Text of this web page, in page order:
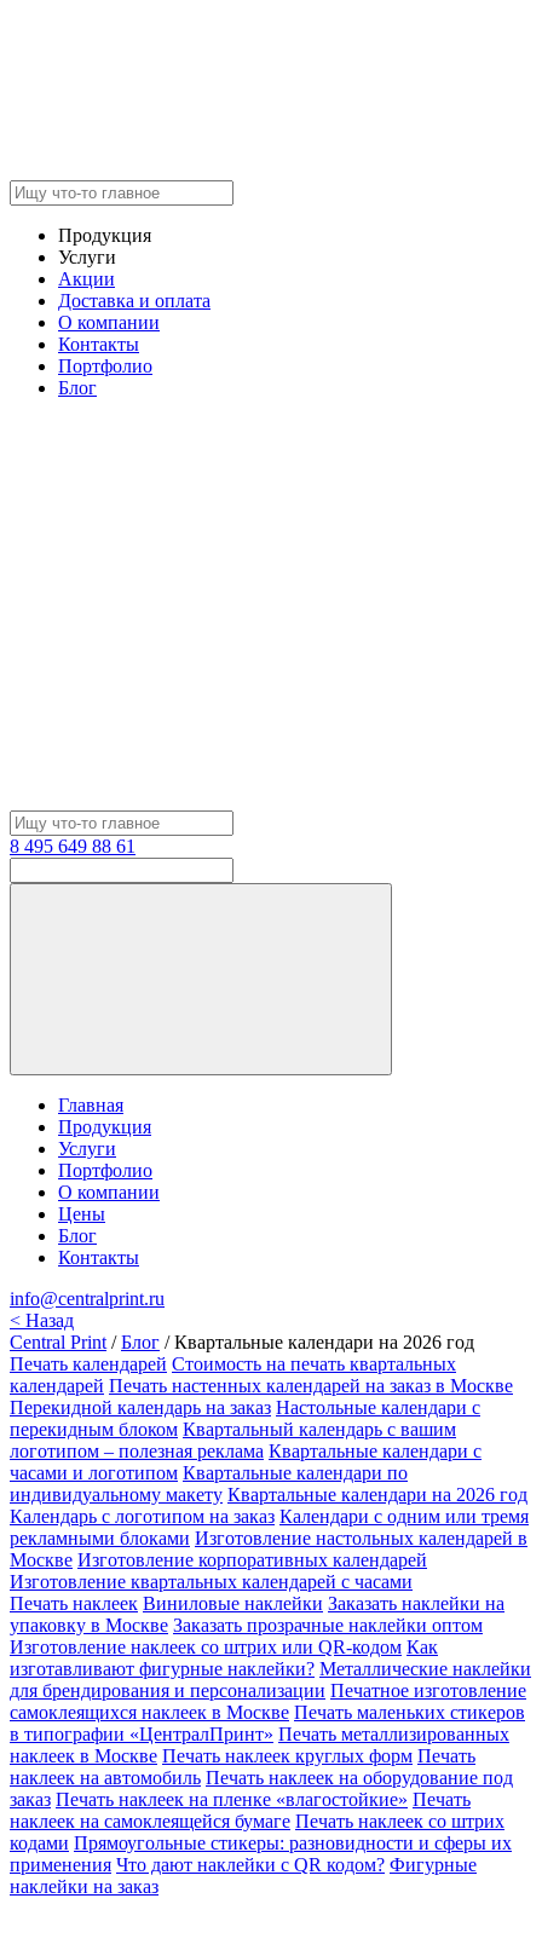
Продукция
Услуги
Акции
Доставка и оплата
О компании
Контакты
Портфолио
Блог
8 495 649 88 61
Главная
Продукция
Услуги
Портфолио
О компании
Цены
Блог
Контакты
info@centralprint.ru
< Назад
Central Print /Блог /Квартальные календари на 2026 год
Печать календарей Стоимость на печать квартальных
календарей Печать настенных календарей на заказ в Москве
Перекидной календарь на заказ Настольные календари с
перекидным блоком Квартальный календарь с вашим
логотипом – полезная реклама Квартальные календари с
часами и логотипом Квартальные календари по
индивидуальному макету Квартальные календари на 2026 год
Календарь с логотипом на заказ Календари с одним или тремя
рекламными блоками Изготовление настольных календарей в
Москве Изготовление корпоративных календарей
Изготовление квартальных календарей с часами
Печать наклеек Виниловые наклейки Заказать наклейки на
упаковку в Москве Заказать прозрачные наклейки оптом
Изготовление наклеек со штрих или QR-кодом Как
изготавливают фигурные наклейки? Металлические наклейки
для брендирования и персонализации Печатное изготовление
самоклеящихся наклеек в Москве Печать маленьких стикеров
в типографии «ЦентралПринт» Печать металлизированных
наклеек в Москве Печать наклеек круглых форм Печать
наклеек на автомобиль Печать наклеек на оборудование под
заказ Печать наклеек на пленке «влагостойкие» Печать
наклеек на самоклеящейся бумаге Печать наклеек со штрих
кодами Прямоугольные стикеры: разновидности и сферы их
применения Что дают наклейки с QR кодом? Фигурные
наклейки на заказ